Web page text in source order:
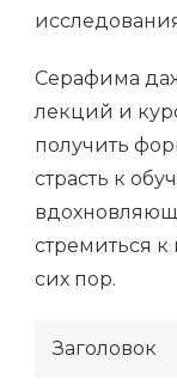
Серафима
лекций и
получить
страсть к
стремиться
сих пор.
Заголовок